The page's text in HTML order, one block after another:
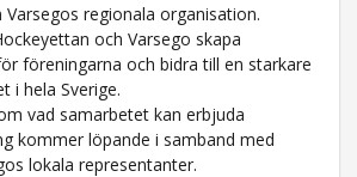
regionala organisation.
och Varsego skapa
föreningarna och bidra till en starkare
i hela Sverige.
vad samarbetet kan erbjuda
kommer löpande i samband med
lokala representanter.